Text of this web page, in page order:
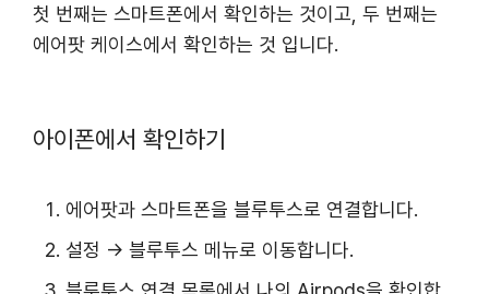
첫 번째는 스마트폰에서 확인하는 것이고, 두 번째는
에어팟 케이스에서 확인하는 것 입니다.
아이폰에서 확인하기
에어팟과 스마트폰을 블루투스로 연결합니다.
설정 → 블루투스 메뉴로 이동합니다.